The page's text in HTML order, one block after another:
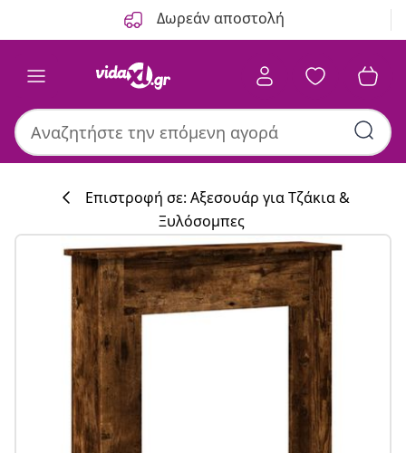
Δωρεάν αποστολή
#sharemevidaxl
Συλλογή
Επιστροφή σε: Αξεσουάρ για Τζάκια &
Ξυλόσομπες